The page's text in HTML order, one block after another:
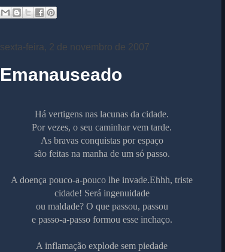
sexta-feira, 2 de novembro de 2007
Emanauseado
Há vertigens nas lacunas da cidade.
Por vezes, o seu caminhar vem tarde.
As bravas conquistas por espaço
são feitas na manha de um só passo.
A doença pouco-a-pouco lhe invade.Ehhh, triste
cidade! Será ingenuidade
ou maldade? O que passou, passou
e passo-a-passo formou esse inchaço.
A inflamação explode sem piedade